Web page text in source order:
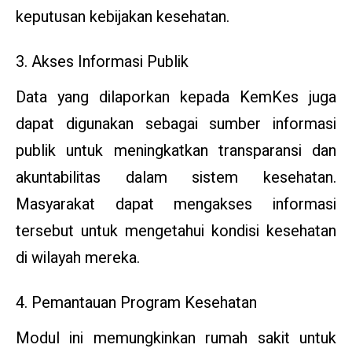
keputusan kebijakan kesehatan.
3. Akses Informasi Publik
Data yang dilaporkan kepada KemKes juga
dapat digunakan sebagai sumber informasi
publik untuk meningkatkan transparansi dan
akuntabilitas dalam sistem kesehatan.
Masyarakat dapat mengakses informasi
tersebut untuk mengetahui kondisi kesehatan
di wilayah mereka.
4. Pemantauan Program Kesehatan
Modul ini memungkinkan rumah sakit untuk